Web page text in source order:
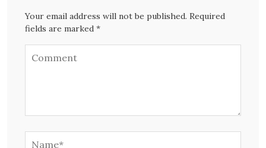
Your email address will not be published. Required
fields are marked *